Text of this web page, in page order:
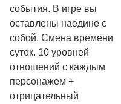
события. В игре вы
оставлены наедине с
собой. Смена времени
суток. 10 уровней
отношений с каждым
персонажем +
отрицательный